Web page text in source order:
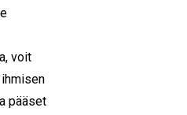
voit
pääset